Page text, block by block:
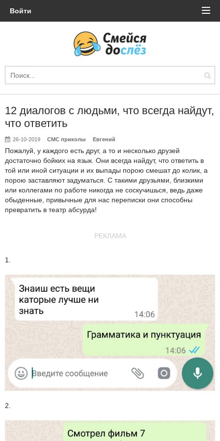
Войти
12 диалогов с людьми, что всегда найдут,
что ответить
26-10-2019 СМС приколы Евгений
Пожалуй, у каждого есть друг, а то и несколько друзей
достаточно бойких на язык. Они всегда найдут, что ответить в
той или иной ситуации и их выпады порою смешат до колик, а
порою заставляют задуматься. С такими друзьями, близкими
или коллегами по работе никогда не соскучишься, ведь даже
обыденные, привычные для нас переписки они способны
превратить в театр абсурда!
РЕКЛАМА
1.
2.